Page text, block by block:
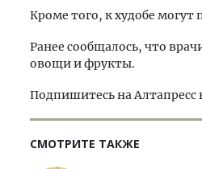
Кроме того, к худобе
Ранее сообщалось, что
овощи и фрукты.
Подпишитесь на Алтапресс
СМОТРИТЕ ТАКЖЕ